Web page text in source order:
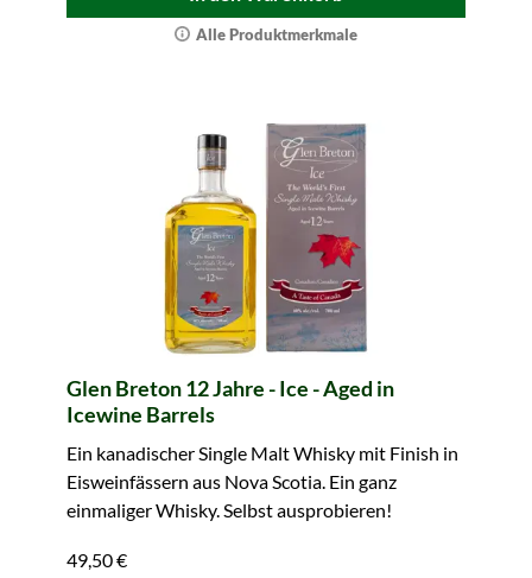
Alle Produktmerkmale
Glen Breton 12 Jahre - Ice - Aged in
Icewine Barrels
Ein kanadischer Single Malt Whisky mit Finish in
Eisweinfässern aus Nova Scotia. Ein ganz
einmaliger Whisky. Selbst ausprobieren!
49,50 €